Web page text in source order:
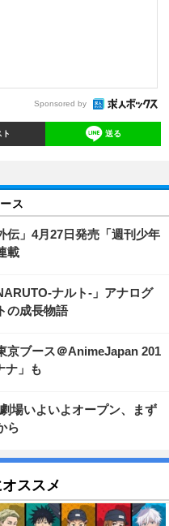
Sponsored by
ト 送る
ス
伝」4月27日発売「週刊少年
載
ナルト-」アナログ
の成長物語
京ブース＠AnimeJapan 201
ナ」も
場いよいよオープン、まず
ら
ススメ